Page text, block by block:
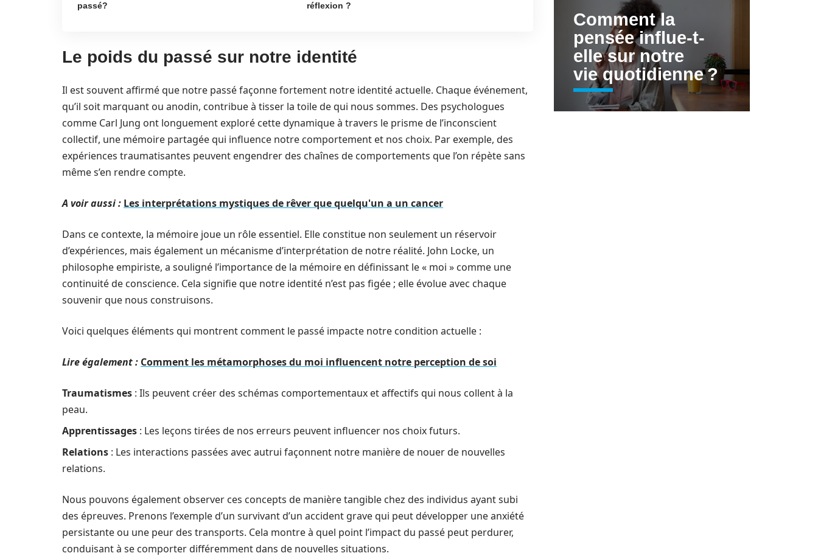
passé?
réflexion ?
Le poids du passé sur notre identité
Il est souvent affirmé que notre passé façonne fortement notre identité actuelle. Chaque événement,
qu’il soit marquant ou anodin, contribue à tisser la toile de qui nous sommes. Des psychologues
comme Carl Jung ont longuement exploré cette dynamique à travers le prisme de l’inconscient
collectif, une mémoire partagée qui influence notre comportement et nos choix. Par exemple, des
expériences traumatisantes peuvent engendrer des chaînes de comportements que l’on répète sans
même s’en rendre compte.
A voir aussi : Les interprétations mystiques de rêver que quelqu'un a un cancer
Dans ce contexte, la mémoire joue un rôle essentiel. Elle constitue non seulement un réservoir
d’expériences, mais également un mécanisme d’interprétation de notre réalité. John Locke, un
philosophe empiriste, a souligné l’importance de la mémoire en définissant le « moi » comme une
continuité de conscience. Cela signifie que notre identité n’est pas figée ; elle évolue avec chaque
souvenir que nous construisons.
Voici quelques éléments qui montrent comment le passé impacte notre condition actuelle :
Lire également : Comment les métamorphoses du moi influencent notre perception de soi
Traumatismes : Ils peuvent créer des schémas comportementaux et affectifs qui nous collent à la
peau.
Apprentissages : Les leçons tirées de nos erreurs peuvent influencer nos choix futurs.
Relations : Les interactions passées avec autrui façonnent notre manière de nouer de nouvelles
relations.
Nous pouvons également observer ces concepts de manière tangible chez des individus ayant subi
des épreuves. Prenons l’exemple d’un survivant d’un accident grave qui peut développer une anxiété
persistante ou une peur des transports. Cela montre à quel point l’impact du passé peut perdurer,
conduisant à se comporter différemment dans de nouvelles situations.
Comment la
pensée influe-t-
elle sur notre
vie quotidienne ?